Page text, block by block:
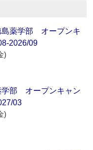
薬学部 オープンキ
2026/09
)
学部 オープンキャン
03
)